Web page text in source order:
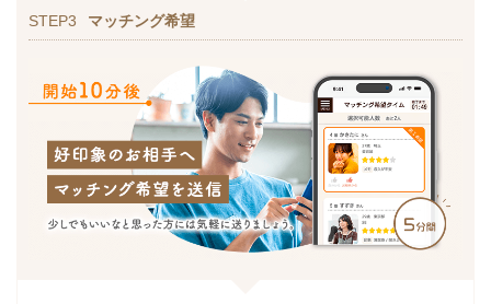
STEP3 マッチング希望